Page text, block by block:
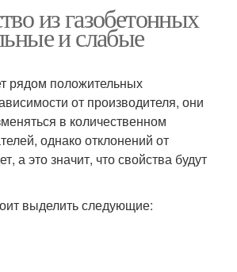
из газобетонных
и слабые
рядом положительных
от производителя, они
в количественном
однако отклонений от
а это значит, что свойства будут
выделить следующие: